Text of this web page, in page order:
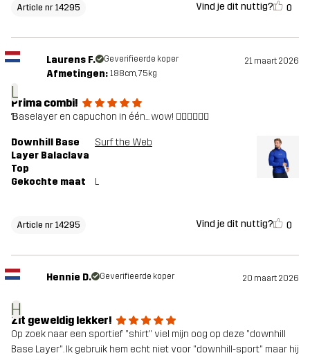
Article nr 14295 Vind je dit nuttig? 0
L
Laurens F. Geverifieerde koper 21 maart 2026
Afmetingen: 188cm, 75kg
Prima combi!
Ɓaselayer en capuchon in één... wow! 👍🏻👍🏻👍🏻
Downhill Base
Layer Balaclava
Top
Surf the Web
Gekochte maat L
Article nr 14295 Vind je dit nuttig? 0
H
Hennie D. Geverifieerde koper 20 maart 2026
Zit geweldig lekker!
Op zoek naar een sportief "shirt" viel mijn oog op deze "downhill
Base Layer". Ik gebruik hem echt niet voor "downhill-sport" maar hij